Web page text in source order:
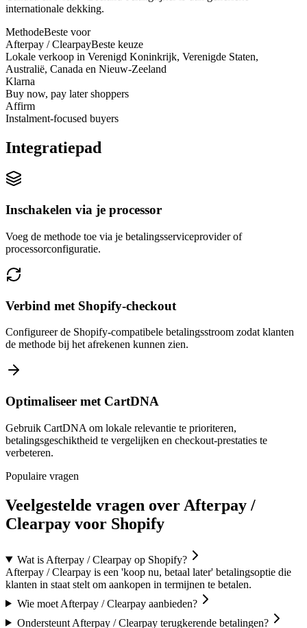
internationale dekking.
MethodeBeste voor
Afterpay / ClearpayBeste keuze
Lokale verkoop in Verenigd Koninkrijk, Verenigde Staten,
Australië, Canada en Nieuw-Zeeland
Klarna
Buy now, pay later shoppers
Affirm
Instalment-focused buyers
Integratiepad
Inschakelen via je processor
Voeg de methode toe via je betalingsserviceprovider of
processorconfiguratie.
Verbind met Shopify-checkout
Configureer de Shopify-compatibele betalingsstroom zodat klanten
de methode bij het afrekenen kunnen zien.
Optimaliseer met CartDNA
Gebruik CartDNA om lokale relevantie te prioriteren,
betalingsgeschiktheid te vergelijken en checkout-prestaties te
verbeteren.
Populaire vragen
Veelgestelde vragen over Afterpay /
Clearpay voor Shopify
Wat is Afterpay / Clearpay op Shopify?
Afterpay / Clearpay is een 'koop nu, betaal later' betalingsoptie die
klanten in staat stelt om aankopen in termijnen te betalen.
Wie moet Afterpay / Clearpay aanbieden?
Ondersteunt Afterpay / Clearpay terugkerende betalingen?